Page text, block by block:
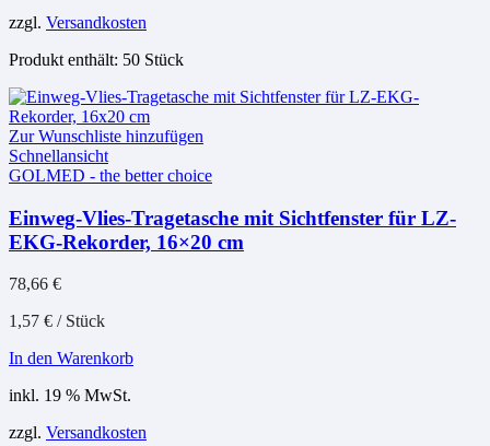
zzgl. Versandkosten
Produkt enthält: 50 Stück
Zur Wunschliste hinzufügen
Schnellansicht
GOLMED - the better choice
Einweg-Vlies-Tragetasche mit Sichtfenster für LZ-
EKG-Rekorder, 16×20 cm
78,66 €
1,57 € / Stück
In den Warenkorb
inkl. 19 % MwSt.
zzgl. Versandkosten